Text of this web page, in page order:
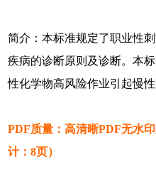
简介：本标准规定了职业性
疾病的诊断原则及诊断。本
性化学物高风险作业引起慢
PDF质量：高清晰PDF无水
计：8页）